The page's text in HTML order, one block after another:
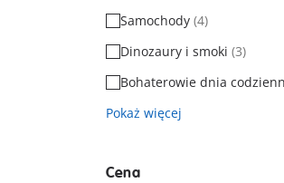
Samochody (4)
Dinozaury i smoki (3)
Bohaterowie dnia
Pokaż więcej
Cena